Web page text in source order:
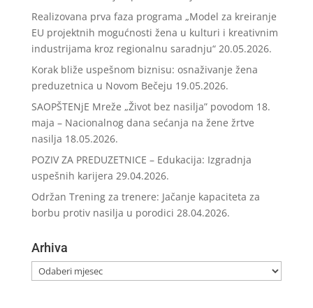
Realizovana prva faza programa „Model za kreiranje
EU projektnih mogućnosti žena u kulturi i kreativnim
industrijama kroz regionalnu saradnju“ 20.05.2026.
Korak bliže uspešnom biznisu: osnaživanje žena
preduzetnica u Novom Bečeju 19.05.2026.
SAOPŠTENjE Mreže „Život bez nasilja” povodom 18.
maja – Nacionalnog dana sećanja na žene žrtve
nasilja 18.05.2026.
POZIV ZA PREDUZETNICE – Edukacija: Izgradnja
uspešnih karijera 29.04.2026.
Održan Trening za trenere: Jačanje kapaciteta za
borbu protiv nasilja u porodici 28.04.2026.
Arhiva
Arhiva